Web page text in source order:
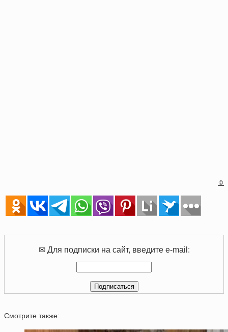
©
✉ Для подписки на сайт, введите e-mail:
Смотрите также: